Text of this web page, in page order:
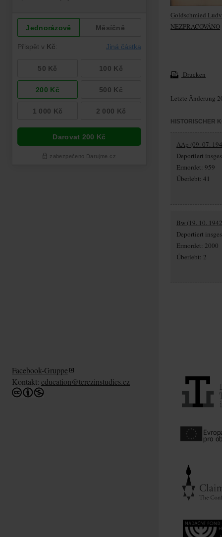
Goldschmied
NEZPRACOVÁNO
Drucken
Letzte Änderung
HISTORISCHER
AAp (09. 07.
Deportiert
Ermordet: 959
Überlebt: 41
Bw (19. 10.
Deportiert
Ermordet: 2000
Überlebt: 2
Facebook-Gruppe
Kontakt: education@terezinstudies.cz